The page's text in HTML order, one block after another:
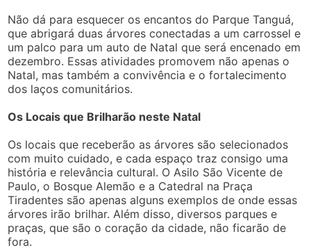
Não dá para esquecer os encantos do Parque Tanguá,
que abrigará duas árvores conectadas a um carrossel e
um palco para um auto de Natal que será encenado em
dezembro. Essas atividades promovem não apenas o
Natal, mas também a convivência e o fortalecimento
dos laços comunitários.
Os Locais que Brilharão neste Natal
Os locais que receberão as árvores são selecionados
com muito cuidado, e cada espaço traz consigo uma
história e relevância cultural. O Asilo São Vicente de
Paulo, o Bosque Alemão e a Catedral na Praça
Tiradentes são apenas alguns exemplos de onde essas
árvores irão brilhar. Além disso, diversos parques e
praças, que são o coração da cidade, não ficarão de
fora.